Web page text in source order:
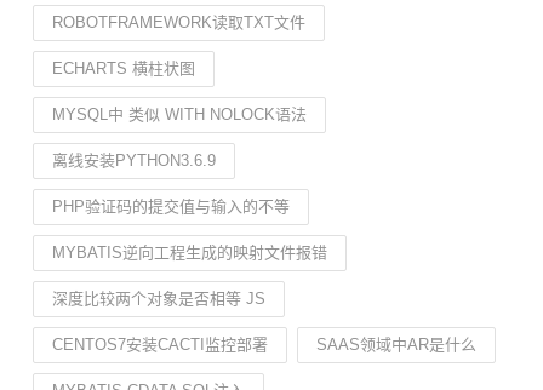
ROBOTFRAMEWORK读取TXT文件
ECHARTS 横柱状图
MYSQL中 类似 WITH NOLOCK语法
离线安装PYTHON3.6.9
PHP验证码的提交值与输入的不等
MYBATIS逆向工程生成的映射文件报错
深度比较两个对象是否相等 JS
CENTOS7安装CACTI监控部署 SAAS领域中AR是什么